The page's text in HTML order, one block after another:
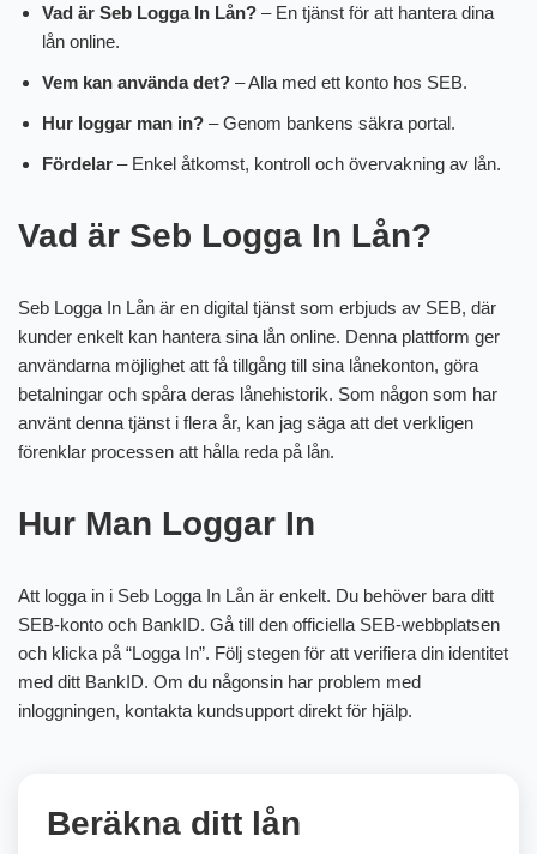
Vad är Seb Logga In Lån? – En tjänst för att hantera dina
lån online.
Vem kan använda det? – Alla med ett konto hos SEB.
Hur loggar man in? – Genom bankens säkra portal.
Fördelar – Enkel åtkomst, kontroll och övervakning av lån.
Vad är Seb Logga In Lån?
Seb Logga In Lån är en digital tjänst som erbjuds av SEB, där
kunder enkelt kan hantera sina lån online. Denna plattform ger
användarna möjlighet att få tillgång till sina lånekonton, göra
betalningar och spåra deras lånehistorik. Som någon som har
använt denna tjänst i flera år, kan jag säga att det verkligen
förenklar processen att hålla reda på lån.
Hur Man Loggar In
Att logga in i Seb Logga In Lån är enkelt. Du behöver bara ditt
SEB-konto och BankID. Gå till den officiella SEB-webbplatsen
och klicka på “Logga In”. Följ stegen för att verifiera din identitet
med ditt BankID. Om du någonsin har problem med
inloggningen, kontakta kundsupport direkt för hjälp.
Beräkna ditt lån